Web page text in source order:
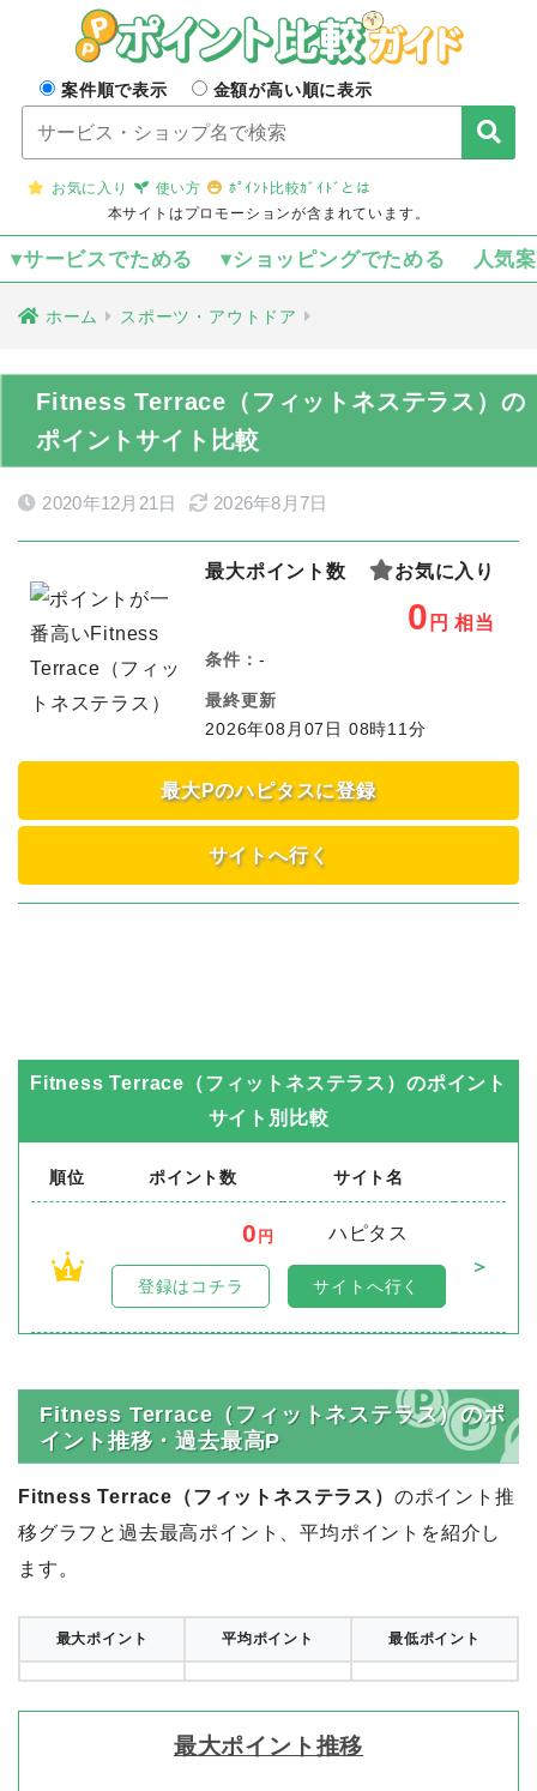
案件順で表示 金額が高い順に表示
お気に入り 使い方
ﾎﾟｲﾝﾄ比較ｶﾞｲﾄﾞとは
本サイトはプロモーションが含まれています。
▾サービスでためる ▾ショッピングでためる 人気
ホーム スポーツ・アウトドア
Fitness Terrace（フィットネステラス）の
ポイントサイト比較
2020年12月21日 2026年8月7日
最大ポイント数 お気に入り
0 円 相当
条件： -
最終更新
2026年08月07日 08時11分
最大Pのハピタスに登録
サイトへ行く
Fitness Terrace（フィットネステラス） のポイント
サイト別比較
順位 ポイント数 サイト名
1
0 円
ハピタス
＞
登録はコチラ サイトへ行く
Fitness Terrace（フィットネステラス）のポ
イント推移・過去最高P
Fitness Terrace（フィットネステラス） のポイント推
移グラフと過去最高ポイント、平均ポイントを紹介し
ます。
最大ポイント 平均ポイント 最低ポイント
最大ポイント推移